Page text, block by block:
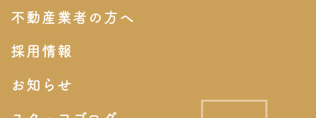
不動産業者の方へ
採用情報
お知らせ